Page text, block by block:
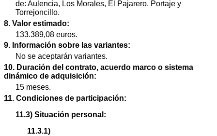
de: Aulencia, Los Morales, El Pajarero, Portaje y
Torrejoncillo.
8. Valor estimado:
133.389,08 euros.
9. Información sobre las variantes:
No se aceptarán variantes.
10. Duración del contrato, acuerdo marco o sistema
dinámico de adquisición:
15 meses.
11. Condiciones de participación:
11.3) Situación personal:
11.3.1)